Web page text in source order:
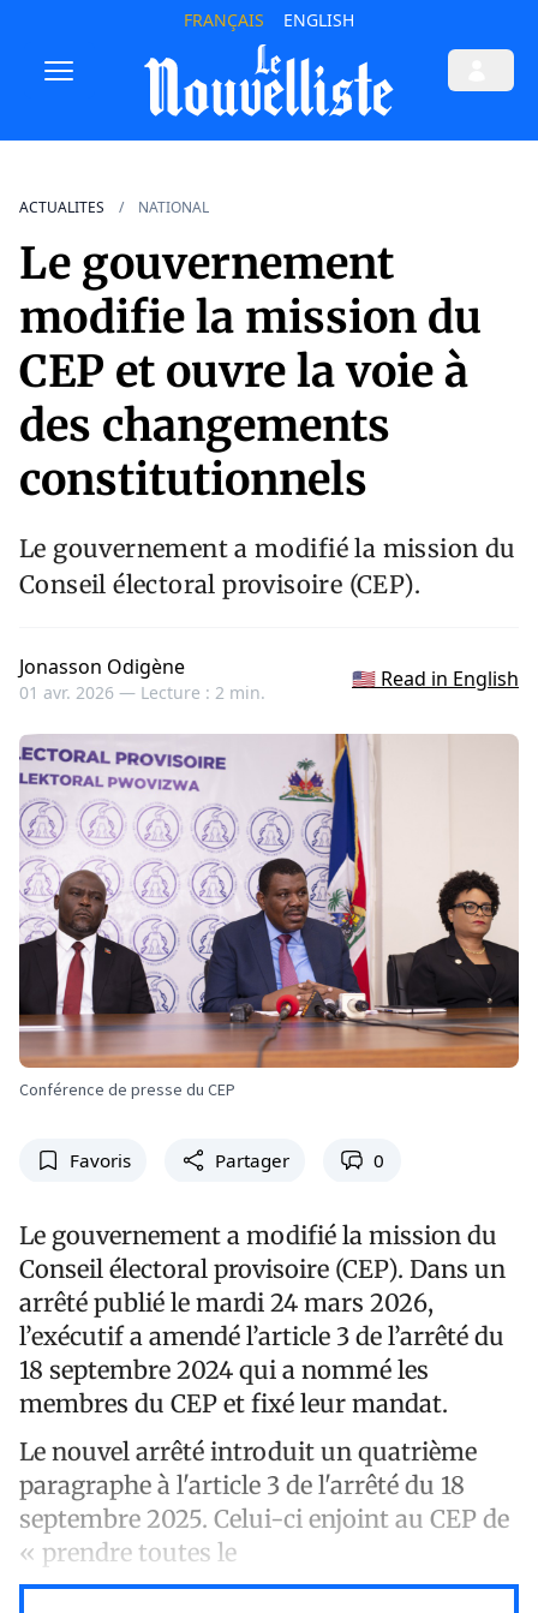
FRANÇAIS ENGLISH
ACTUALITES NATIONAL
Le gouvernement
modifie la mission du
CEP et ouvre la voie à
des changements
constitutionnels
Le gouvernement a modifié la mission du
Conseil électoral provisoire (CEP).
Jonasson Odigène
01 avr. 2026 — Lecture : 2 min.
🇺🇸 Read in English
Conférence de presse du CEP
Favoris Partager 0
Le gouvernement a modifié la mission du
Conseil électoral provisoire (CEP). Dans un
arrêté publié le mardi 24 mars 2026,
l’exécutif a amendé l’article 3 de l’arrêté du
18 septembre 2024 qui a nommé les
membres du CEP et fixé leur mandat.
Le nouvel arrêté introduit un quatrième
paragraphe à l'article 3 de l'arrêté du 18
septembre 2025. Celui-ci enjoint au CEP de
« prendre toutes le